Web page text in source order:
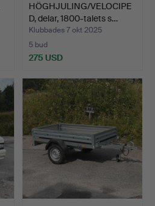
HÖGHJULING/VELOCIPE
D, delar, 1800-talets s…
Klubbades 7 okt 2025
5 bud
275 USD